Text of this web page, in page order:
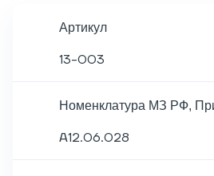
Артикул
13-003
Номенклатура МЗ РФ,
A12.06.028